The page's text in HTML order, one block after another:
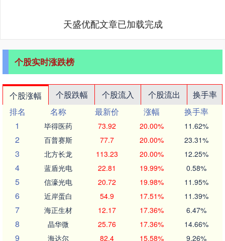
天盛优配文章已加载完成
个股实时涨跌榜
个股涨幅 个股跌幅 个股流入 个股流出
换手率
排名
名称 最新价 涨幅
换手率
1
毕得医药 73.92 20.00% 11.62%
2 百普赛斯 77.7 20.00% 23.31%
3 北方长龙 113.23 20.00% 12.25%
4 蓝盾光电 22.81 19.99% 0.58%
5 信濠光电 20.72 19.98% 11.95%
6 近岸蛋白 54.9 17.51% 11.39%
7 海正生材 12.17 17.36% 6.47%
8 晶华微 25.76 17.36% 14.66%
9 海达尔 82.4 15.58% 9.26%